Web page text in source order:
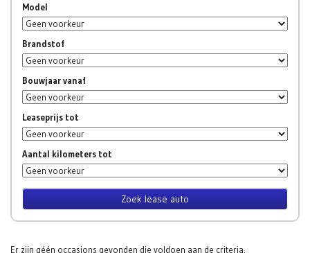
Model
Brandstof
Bouwjaar vanaf
Leaseprijs tot
Aantal kilometers tot
Er zijn géén occasions gevonden die voldoen aan de criteria.